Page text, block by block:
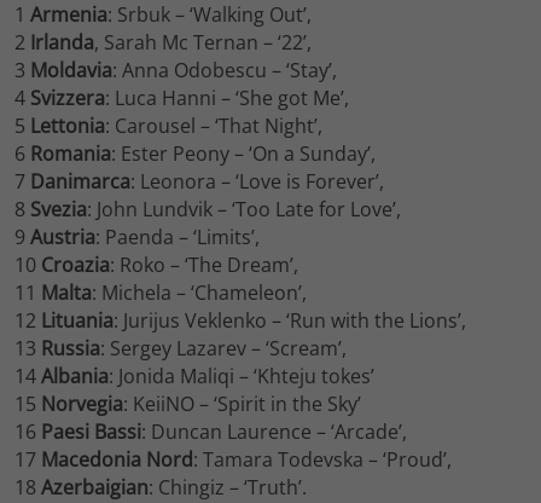
1 Armenia: Srbuk – ‘Walking Out’,
2 Irlanda, Sarah Mc Ternan – ‘22’,
3 Moldavia: Anna Odobescu – ‘Stay’,
4 Svizzera: Luca Hanni – ‘She got Me’,
5 Lettonia: Carousel – ‘That Night’,
6 Romania: Ester Peony – ‘On a Sunday’,
7 Danimarca: Leonora – ‘Love is Forever’,
8 Svezia: John Lundvik – ‘Too Late for Love’,
9 Austria: Paenda – ‘Limits’,
10 Croazia: Roko – ‘The Dream’,
11 Malta: Michela – ‘Chameleon’,
12 Lituania: Jurijus Veklenko – ‘Run with the Lions’,
13 Russia: Sergey Lazarev – ‘Scream’,
14Albania: Jonida Maliqi – ‘Khteju tokes’
15 Norvegia: KeiiNO – ‘Spirit in the Sky’
16 Paesi Bassi: Duncan Laurence – ‘Arcade’,
17 Macedonia Nord: Tamara Todevska – ‘Proud’,
18 Azerbaigian: Chingiz – ‘Truth’.